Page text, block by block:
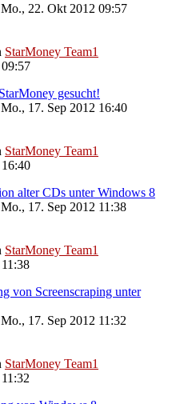
Mo., 22. Okt 2012 09:57
StarMoney Team1
gesucht!
Mo., 17. Sep 2012 16:40
StarMoney Team1
alter CDs unter Windows 8
Mo., 17. Sep 2012 11:38
StarMoney Team1
von Screenscraping unter
Mo., 17. Sep 2012 11:32
StarMoney Team1